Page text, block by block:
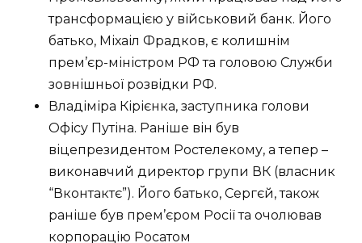
трансформацією у військовий банк. Його
батько, Міхаіл Фрадков, є колишнім
прем’єр-міністром РФ та головою Служби
зовнішньої розвідки РФ.
Владіміра Кірієнка, заступника голови
Офісу Путіна. Раніше він був
віцепрезидентом Ростелекому, а тепер –
виконавчий директор групи ВК (власник
“Вконтактє”). Його батько, Сергєй, також
раніше був прем’єром Росії та очолював
корпорацію Росатом